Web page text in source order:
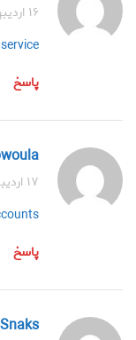
۱۶ اردیبهشت ۱۴۰۴ در ۱۱:۴۳ ب.ظ
پاسخ
۱۷ اردیبهشت ۱۴۰۴ در ۱۰:۰۱ ق.ظ
پاسخ